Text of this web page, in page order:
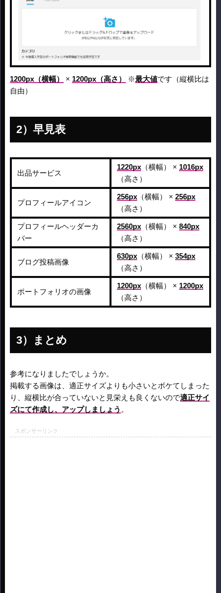
1200px（横幅） × 1200px（高さ） ※最大値です（縦横比は
自由）
早見表
出品サービス
1220px（横幅） × 1016px
（高さ）
プロフィールアイコン
256px（横幅） × 256px
（高さ）
プロフィールヘッダーカ
バー
2560px（横幅） × 840px
（高さ）
ブログ投稿画像
630px（横幅） × 354px
（高さ）
ポートフォリオの画像
1200px（横幅） × 1200px
（高さ）
まとめ
参考になりましたでしょうか。
掲載する画像は、適正サイズよりも小さいとボケてしまった
り、縦横比が合っていないと見栄えも良くないので適正サイ
ズにて作成し、アップしましょう 。